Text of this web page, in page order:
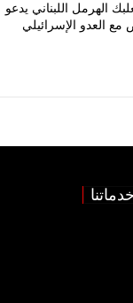
الهرمل اللبناني يدعو
مع العدو الإسرائيلي
خدماتنا